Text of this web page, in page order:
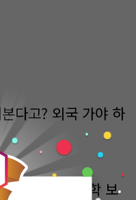
다고? 외국 가야 하
서 나중에 유학 보